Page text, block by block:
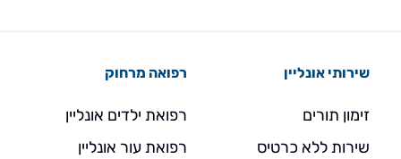
שירותי אונליין
זימון תורים
שירות ללא כרטיס
רפואה מרחוק
רפואת ילדים אונליין
רפואת עור אונליין